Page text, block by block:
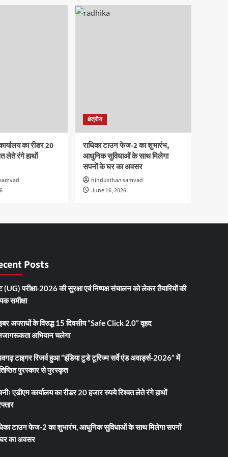
का रीडर 20
लेते रंगे हाथों
क्षेत्रीय
राधिका टाउन फेज-2 का शुभारंभ,
आधुनिक सुविधाओं के साथ मिलेगा
सपनों के घर का अवसर
hindusthan samvad
June 16, 2026
Posts
(UG) परीक्षा-2026 की सुरक्षा एवं निष्पक्ष संचालन को लेकर तैयारियों की
समीक्षा
अपराधों के विरुद्ध 15 दिवसीय “Safe Click 2.0” वृहद
अभियान चलेगा
टाइगर रिजर्व हुआ “इंडिया टुडे टूरिज्म सर्वे एंड अवार्ड्स-2026” में
पुरस्कार से पुरस्कृत
एडीएम कार्यालय का रीडर 20 हजार रुपये रिश्वत लेते रंगे हाथों
टाउन फेज-2 का शुभारंभ, आधुनिक सुविधाओं के साथ मिलेगा सपनों
का अवसर